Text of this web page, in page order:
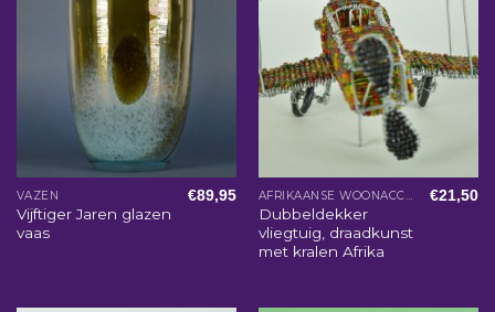
VAZEN
Vijftiger Jaren glazen
vaas
€89,95
Dubbeldekker
vliegtuig, draadkunst
met kralen Afrika
€21,50